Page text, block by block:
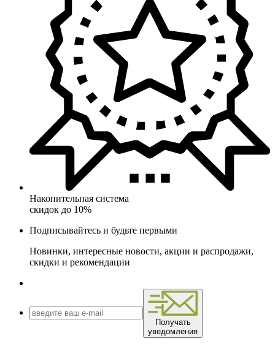
Накопительная система
скидок до 10%
Подписывайтесь и будьте первыми
Новинки, интересные новости, акции и распродажи,
скидки и рекомендации
Получать
уведомления